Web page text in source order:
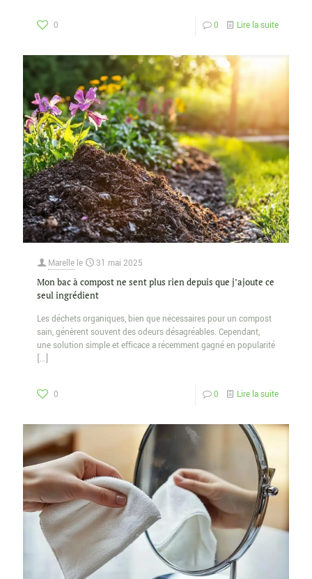
0 0 Lire la suite
Marelle le 31 mai 2025
Mon bac à compost ne sent plus rien depuis que j’ajoute ce
seul ingrédient
Les déchets organiques, bien que nécessaires pour un compost
sain, génèrent souvent des odeurs désagréables. Cependant,
une solution simple et efficace a récemment gagné en popularité
[…]
0 0 Lire la suite